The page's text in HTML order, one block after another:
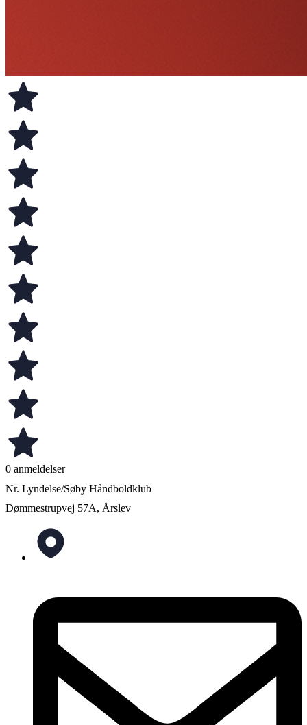
0 anmeldelser
Nr. Lyndelse/Søby Håndboldklub
Dømmestrupvej 57A, Årslev